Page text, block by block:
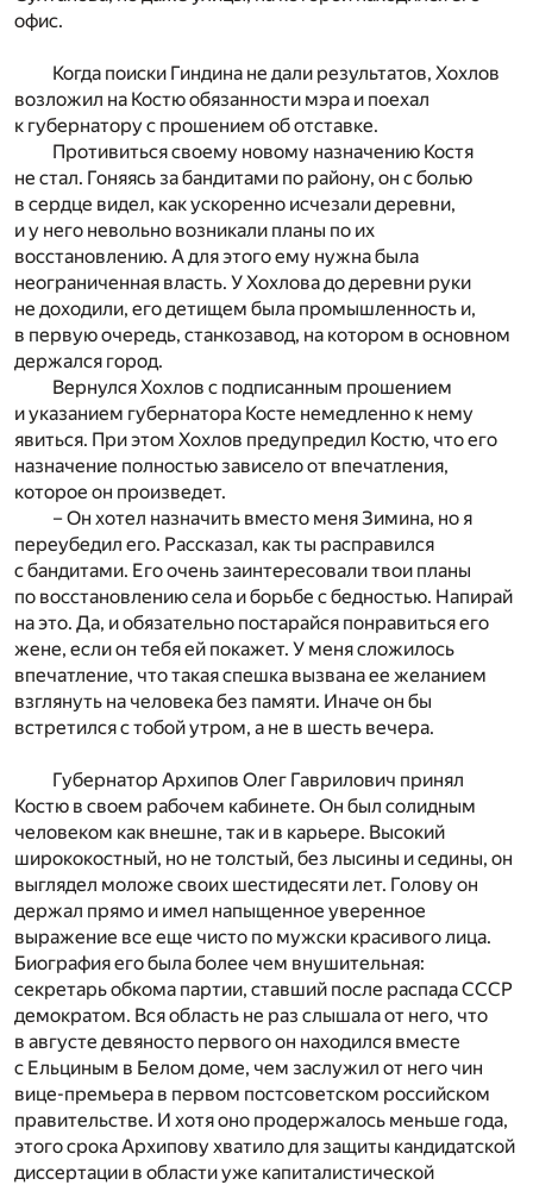
офис.
Когда поиски Гиндина не дали результатов, Хохлов
возложил на Костю обязанности мэра и поехал
к губернатору с прошением об отставке.
Противиться своему новому назначению Костя
не стал. Гоняясь за бандитами по району, он с болью
в сердце видел, как ускоренно исчезали деревни,
и у него невольно возникали планы по их
восстановлению. А для этого ему нужна была
неограниченная власть. У Хохлова до деревни руки
не доходили, его детищем была промышленность и,
в первую очередь, станкозавод, на котором в основном
держался город.
Вернулся Хохлов с подписанным прошением
и указанием губернатора Косте немедленно к нему
явиться. При этом Хохлов предупредил Костю, что его
назначение полностью зависело от впечатления,
которое он произведет.
– Он хотел назначить вместо меня Зимина, но я
переубедил его. Рассказал, как ты расправился
с бандитами. Его очень заинтересовали твои планы
по восстановлению села и борьбе с бедностью. Напирай
на это. Да, и обязательно постарайся понравиться его
жене, если он тебя ей покажет. У меня сложилось
впечатление, что такая спешка вызвана ее желанием
взглянуть на человека без памяти. Иначе он бы
встретился с тобой утром, а не в шесть вечера.
Губернатор Архипов Олег Гаврилович принял
Костю в своем рабочем кабинете. Он был солидным
человеком как внешне, так и в карьере. Высокий
ширококостный, но не толстый, без лысины и седины, он
выглядел моложе своих шестидесяти лет. Голову он
держал прямо и имел напыщенное уверенное
выражение все еще чисто по мужски красивого лица.
Биография его была более чем внушительная:
секретарь обкома партии, ставший после распада СССР
демократом. Вся область не раз слышала от него, что
в августе девяносто первого он находился вместе
с Ельциным в Белом доме, чем заслужил от него чин
вице-премьера в первом постсоветском российском
правительстве. И хотя оно продержалось меньше года,
этого срока Архипову хватило для защиты кандидатской
диссертации в области уже капиталистической